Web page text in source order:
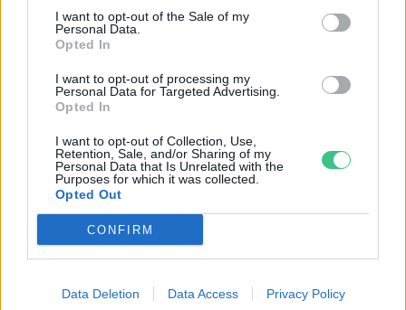
I want to opt-out of the Sale of my
Personal Data.
Opted In
I want to opt-out of processing my
Personal Data for Targeted Advertising.
Opted In
I want to opt-out of Collection, Use,
Retention, Sale, and/or Sharing of my
Personal Data that Is Unrelated with the
Purposes for which it was collected.
Opted Out
CONFIRM
Data Deletion Data Access Privacy Policy
Nem csak növényrajongóknak! – 8
meglátogatni
ÉLŐ BOLYGÓNK 5 perc
Pár éven belül szivacsvárosokká
kellene alakítanunk a
2 perc